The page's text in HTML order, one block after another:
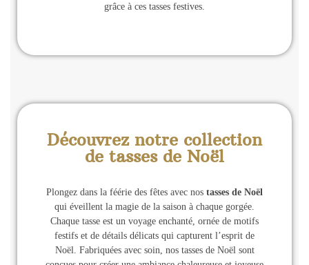
grâce à ces tasses festives.
Découvrez notre collection
de tasses de Noël
Plongez dans la féérie des fêtes avec nos tasses de Noël
qui éveillent la magie de la saison à chaque gorgée.
Chaque tasse est un voyage enchanté, ornée de motifs
festifs et de détails délicats qui capturent l’esprit de
Noël. Fabriquées avec soin, nos tasses de Noël sont